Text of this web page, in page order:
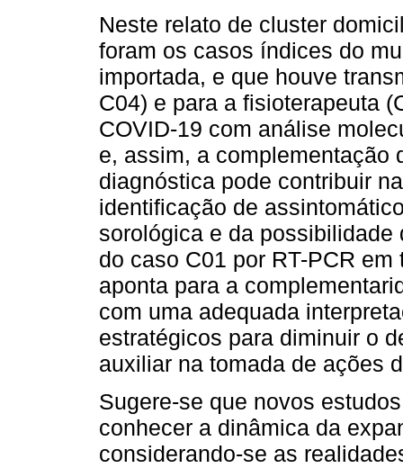
Neste relato de cluster
foram os casos índices do
importada, e que houve
C04) e para a fisioterapeuta
COVID-19 com análise
e, assim, a complementação
diagnóstica pode contribuir
identificação de
sorológica e da
do caso C01 por RT-PCR
aponta para a
com uma adequada
estratégicos para diminuir o
auxiliar na tomada de ações
Sugere-se que novos
conhecer a dinâmica da
considerando-se as